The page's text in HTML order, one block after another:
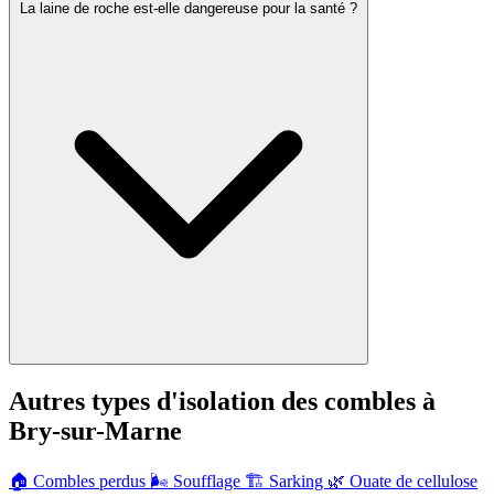
La laine de roche est-elle dangereuse pour la santé ?
Autres types d'isolation des combles à
Bry-sur-Marne
🏠 Combles perdus 🌬️ Soufflage 🏗️ Sarking 🌿 Ouate de cellulose